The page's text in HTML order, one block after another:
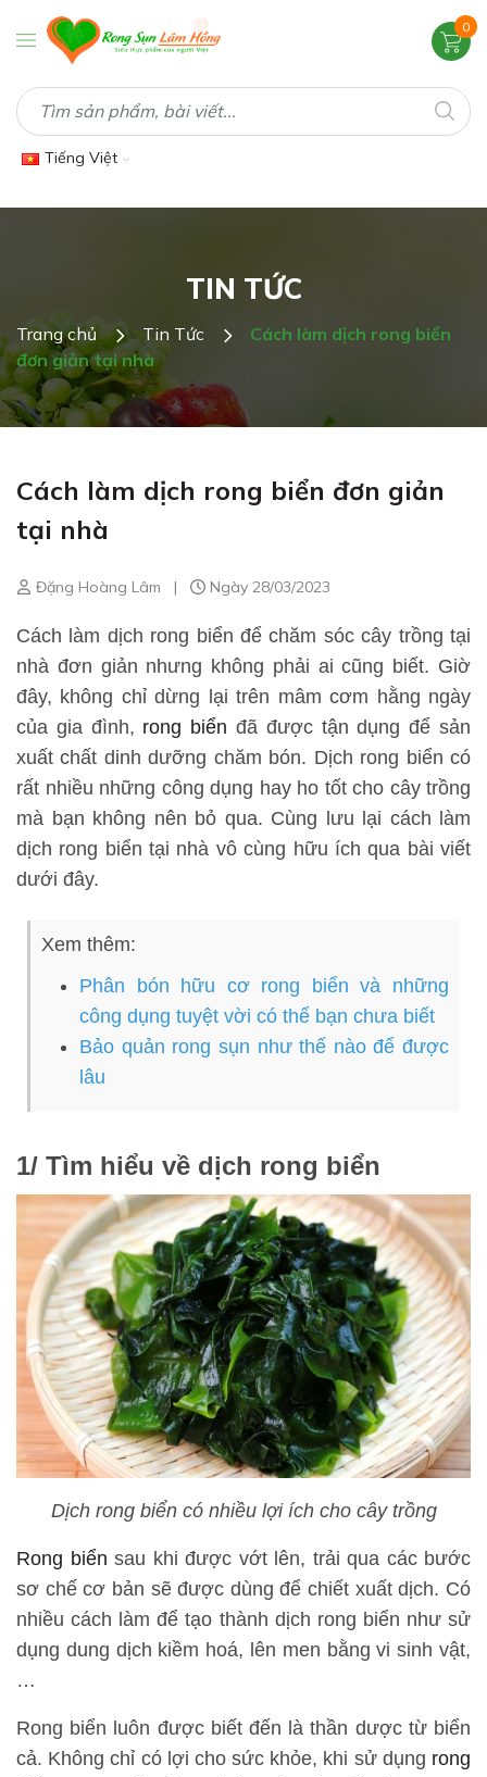
0
Tiếng Việt
TIN TỨC
Trang chủ Tin Tức
Cách làm dịch rong biển
đơn giản tại nhà
Cách làm dịch rong biển đơn giản
tại nhà
Đặng Hoàng Lâm | Ngày 28/03/2023
Cách làm dịch rong biển để chăm sóc cây trồng tại
nhà đơn giản nhưng không phải ai cũng biết. Giờ
đây, không chỉ dừng lại trên mâm cơm hằng ngày
của gia đình, rong biển đã được tận dụng để sản
xuất chất dinh dưỡng chăm bón. Dịch rong biển có
rất nhiều những công dụng hay ho tốt cho cây trồng
mà bạn không nên bỏ qua. Cùng lưu lại cách làm
dịch rong biển tại nhà vô cùng hữu ích qua bài viết
dưới đây.
Xem thêm:
Phân bón hữu cơ rong biển và những
công dụng tuyệt vời có thể bạn chưa biết
Bảo quản rong sụn như thế nào để được
lâu
1/ Tìm hiểu về dịch rong biển
Dịch rong biển có nhiều lợi ích cho cây trồng
Rong biển sau khi được vớt lên, trải qua các bước
sơ chế cơ bản sẽ được dùng để chiết xuất dịch. Có
nhiều cách làm để tạo thành dịch rong biển như sử
dụng dung dịch kiềm hoá, lên men bằng vi sinh vật,
…
Rong biển luôn được biết đến là thần dược từ biển
cả. Không chỉ có lợi cho sức khỏe, khi sử dụng rong